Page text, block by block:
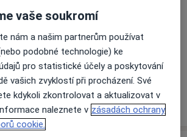
(9)
Více
o zkušenostech
vaše soukromí
nám a našim partnerům používat
podobné technologie) ke
pro statistické účely a poskytování
vašich zvyklostí při procházení. Své
kdykoli zkontrolovat a aktualizovat v
naleznete v zásadách ochrany
cookie.